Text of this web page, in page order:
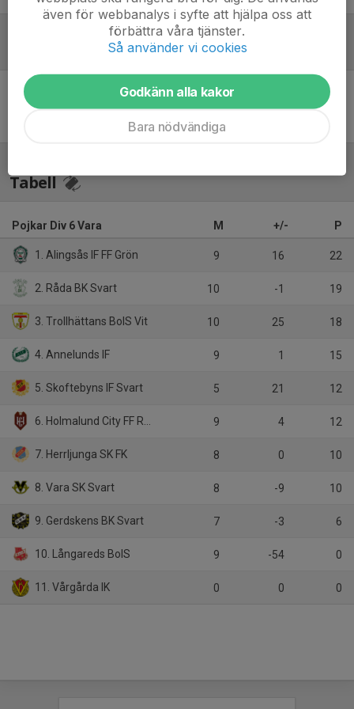
Inget referat skrivet
Tabell
Pojkar Div 6 Vara M +/- P
1. Alingsås IF FF Grön 9 16 22
2. Råda BK Svart 10 -1 19
3. Trollhättans BoIS Vit 10 25 18
4. Annelunds IF 9 1 15
5. Skoftebyns IF Svart 5 21 12
6. Holmalund City FF Röd 9 4 12
7. Herrljunga SK FK 8 0 10
8. Vara SK Svart 8 -9 10
9. Gerdskens BK Svart 7 -3 6
10. Långareds BoIS 9 -54 0
11. Vårgårda IK 0 0 0
även för webbanalys i syfte att hjälpa oss att
förbättra våra tjänster.
Så använder vi cookies
Godkänn alla kakor
Bara nödvändiga